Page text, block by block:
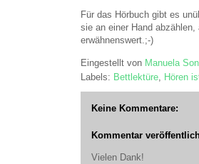
Für das Hörbuch gibt es
sie an einer Hand
erwähnenswert.;-)
Eingestellt von Manuela
Labels: Bettlektüre, Hören
Keine Kommentare:
Kommentar
Vielen Dank!